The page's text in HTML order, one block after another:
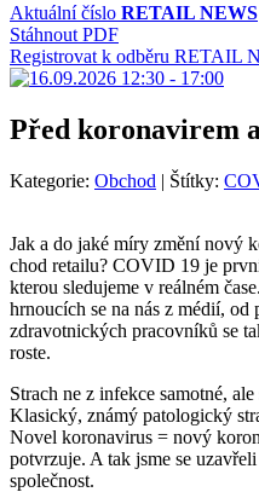
Aktuální číslo RETAIL NEWS
Stáhnout PDF
Registrovat k odběru RETAIL
Před koronavirem
Kategorie: Obchod | Štítky:
Jak a do jaké míry změní nový
chod retailu? COVID 19 je
kterou sledujeme v reálném
hrnoucích se na nás z médií,
zdravotnických pracovníků se
roste.
Strach ne z infekce samotné,
Klasický, známý patologický
Novel koronavirus = nový
potvrzuje. A tak jsme se
společnost.